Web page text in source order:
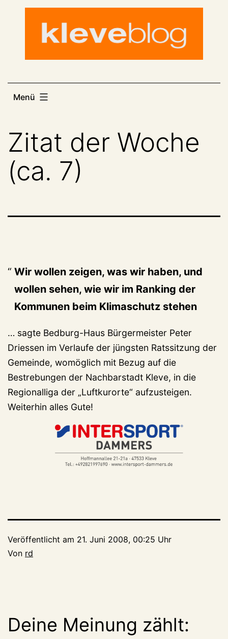
Menü
Zitat der Woche
(ca. 7)
Wir wollen zeigen, was wir haben, und
wollen sehen, wie wir im Ranking der
Kommunen beim Klimaschutz stehen
… sagte Bedburg-Haus Bürgermeister Peter
Driessen im Verlaufe der jüngsten Ratssitzung der
Gemeinde, womöglich mit Bezug auf die
Bestrebungen der Nachbarstadt Kleve, in die
Regionalliga der „Luftkurorte“ aufzusteigen.
Weiterhin alles Gute!
Veröffentlicht am 21. Juni 2008, 00:25 Uhr
Von rd
Deine Meinung zählt: